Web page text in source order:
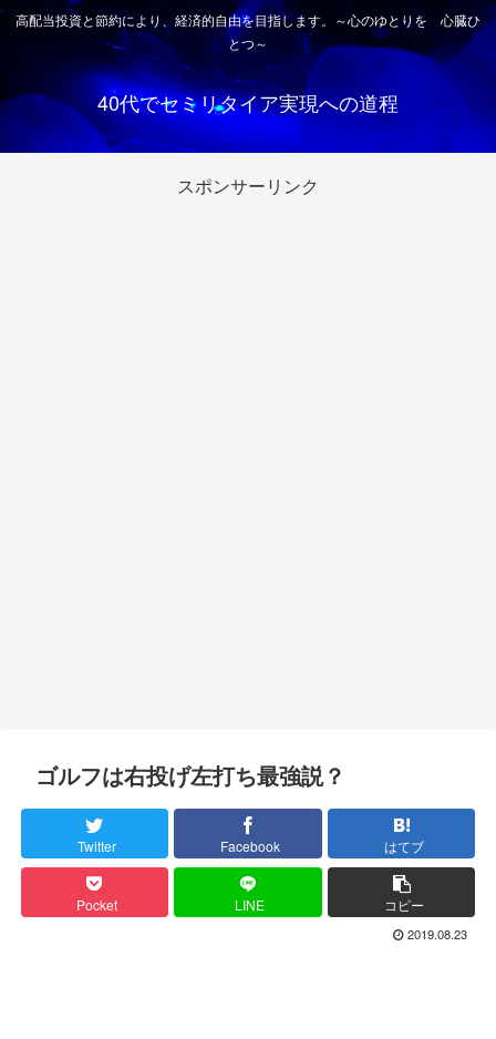
高配当投資と節約により、経済的自由を目指します。～心のゆとりを 心臓ひ
とつ～
40代でセミリタイア実現への道程
スポンサーリンク
ゴルフは右投げ左打ち最強説？
Twitter Facebook はてブ
Pocket LINE コピー
2019.08.23